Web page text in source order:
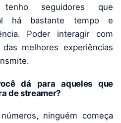
seguidores que
há bastante tempo e
Poder interagir com
melhores experiências
dá para aqueles que
de streamer?
ninguém começa